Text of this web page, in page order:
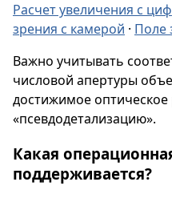
Расчет увеличения с
зрения с камерой · Поле
Важно учитывать
числовой апертуры
достижимое
«псевдодетализацию».
Какая
поддерживается?